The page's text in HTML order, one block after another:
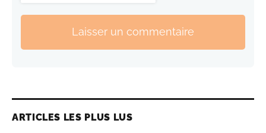
Laisser un commentaire
ARTICLES LES PLUS LUS